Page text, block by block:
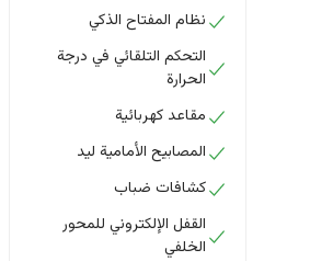
نظام المفتاح الذكي
التحكم التلقائي في درجة
الحرارة
مقاعد كهربائية
المصابيح الأمامية ليد
كشافات ضباب
القفل الإلكتروني للمحور
الخلفي